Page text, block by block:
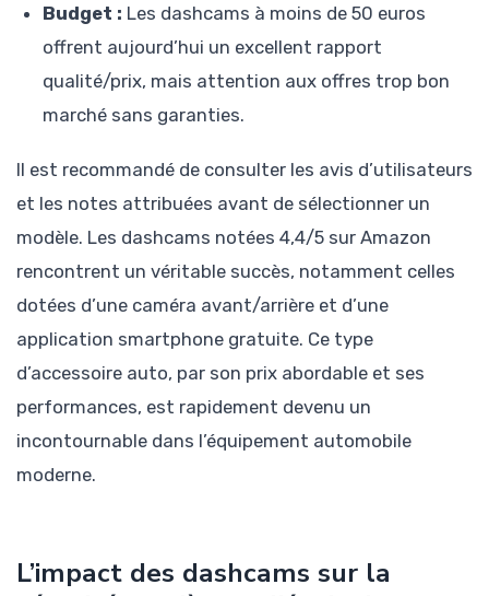
Budget : Les dashcams à moins de 50 euros
offrent aujourd’hui un excellent rapport
qualité/prix, mais attention aux offres trop bon
marché sans garanties.
Il est recommandé de consulter les avis d’utilisateurs
et les notes attribuées avant de sélectionner un
modèle. Les dashcams notées 4,4/5 sur Amazon
rencontrent un véritable succès, notamment celles
dotées d’une caméra avant/arrière et d’une
application smartphone gratuite. Ce type
d’accessoire auto, par son prix abordable et ses
performances, est rapidement devenu un
incontournable dans l’équipement automobile
moderne.
L’impact des dashcams sur la